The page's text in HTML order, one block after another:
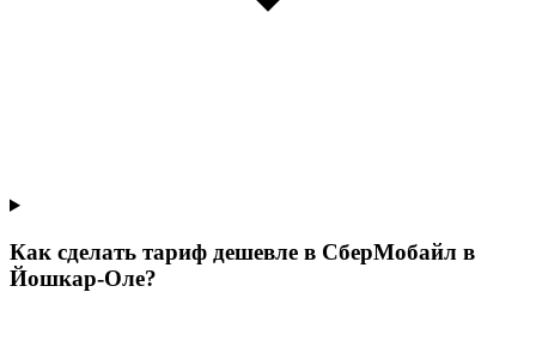
Как сделать тариф дешевле в СберМобайл в
Йошкар-Оле?